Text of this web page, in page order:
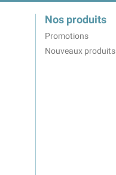
Nos produits
Promotions
Nouveaux produits